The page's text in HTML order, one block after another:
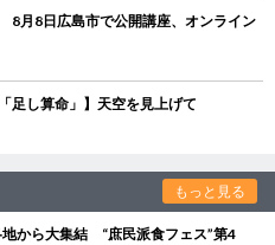
月8日広島市で公開講座、オンライン
足し算命」】天空を見上げて
もっと見る
から大集結 “庶民派食フェス”第4